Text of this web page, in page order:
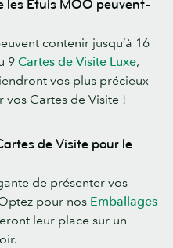
les Étuis MOO peuvent-
contenir jusqu’à 16
9 Cartes de Visite Luxe,
vos plus précieux
Cartes de Visite !
de Visite pour le
de présenter vos
pour nos Emballages
leur place sur un